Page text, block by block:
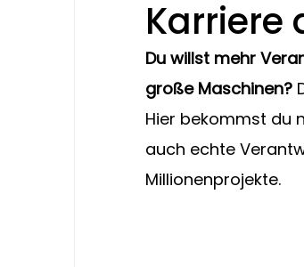
Karriere
Du willst mehr
große Maschinen?
Hier bekommst du
auch echte
Millionenprojekte.